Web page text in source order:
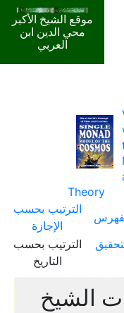
موقع الشيخ الأكبر
محي الدين ابن
العربي
Theory
الترتيب بحسب
الإجازة
الترتيب بحسب
التاريخ
الشيخ